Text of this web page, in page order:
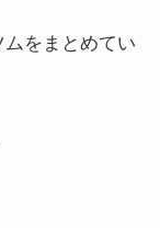
をまとめてい